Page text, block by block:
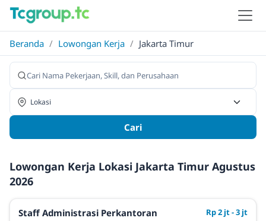
Beranda / Lowongan Kerja / Jakarta Timur
Cari
Lowongan Kerja Lokasi Jakarta Timur Agustus
2026
Staff Administrasi Perkantoran
Rp 2 jt - 3 jt